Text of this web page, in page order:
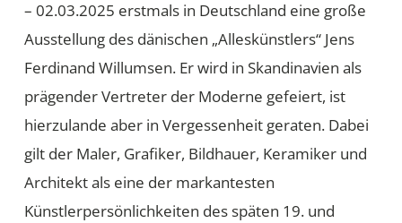
– 02.03.2025 erstmals in Deutschland eine große
Ausstellung des dänischen „Alleskünstlers“ Jens
Ferdinand Willumsen. Er wird in Skandinavien als
prägender Vertreter der Moderne gefeiert, ist
hierzulande aber in Vergessenheit geraten. Dabei
gilt der Maler, Grafiker, Bildhauer, Keramiker und
Architekt als eine der markantesten
Künstlerpersönlichkeiten des späten 19. und